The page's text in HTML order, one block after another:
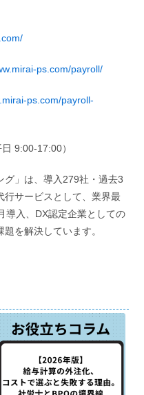
ps.com/payroll/
ps.com/payroll-
9:00-17:00）
グ」は、導入279社・過去3
行サービスとして、業界最
導入、DX認定企業としての
を解決しています。